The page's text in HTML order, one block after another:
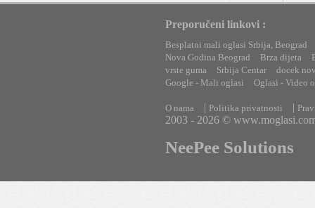
Preporučeni linkovi :
Besplatni mali oglasi Srbija, Beograd
Nova Godina Beograd
Brza dijeta
vrste guma
Srbija Centar
docek
Google - Mali oglasi
Oglasi - Video
O nama | Politika privatnosti |
2003 - 2026 ©
NeePee Solutions